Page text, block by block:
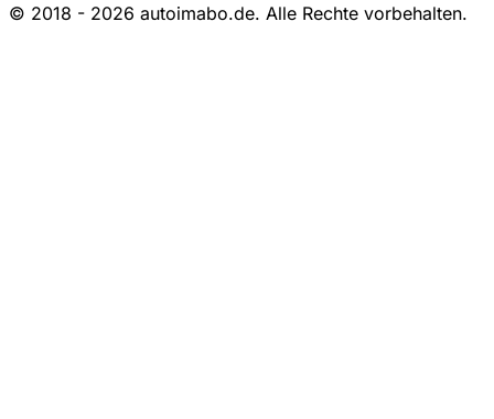
© 2018 - 2026 autoimabo.de. Alle Rechte vorbehalten.